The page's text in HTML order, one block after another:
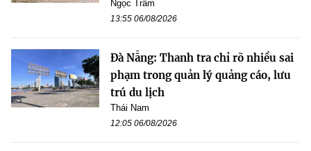
Ngọc Trâm
13:55 06/08/2026
Đà Nẵng: Thanh tra chỉ rõ nhiều sai
phạm trong quản lý quảng cáo, lưu
trú du lịch
Thái Nam
12:05 06/08/2026